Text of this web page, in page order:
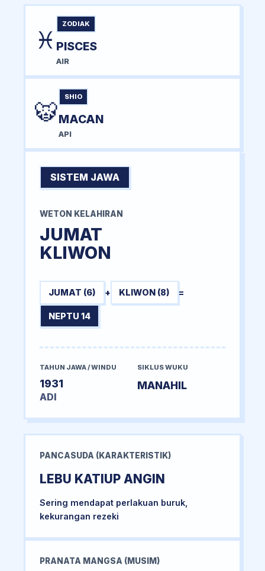
♓
ZODIAK
PISCES
AIR
🐯
SHIO
MACAN
API
SISTEM JAWA
WETON KELAHIRAN
JUMAT
KLIWON
JUMAT (6) + KLIWON (8) =
NEPTU 14
TAHUN JAWA / WINDU
1931
ADI
SIKLUS WUKU
MANAHIL
PANCASUDA (KARAKTERISTIK)
LEBU KATIUP ANGIN
Sering mendapat perlakuan buruk,
kekurangan rezeki
PRANATA MANGSA (MUSIM)